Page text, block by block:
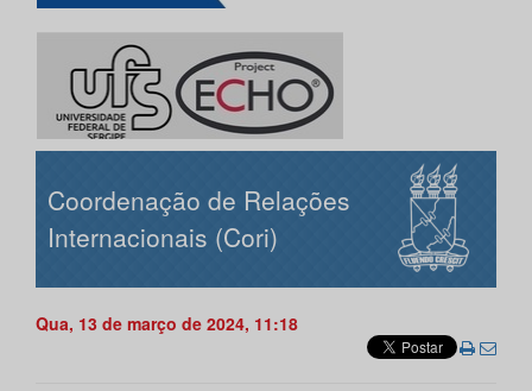
Coordenação de Relações
Internacionais (Cori)
Qua, 13 de março de 2024, 11:18